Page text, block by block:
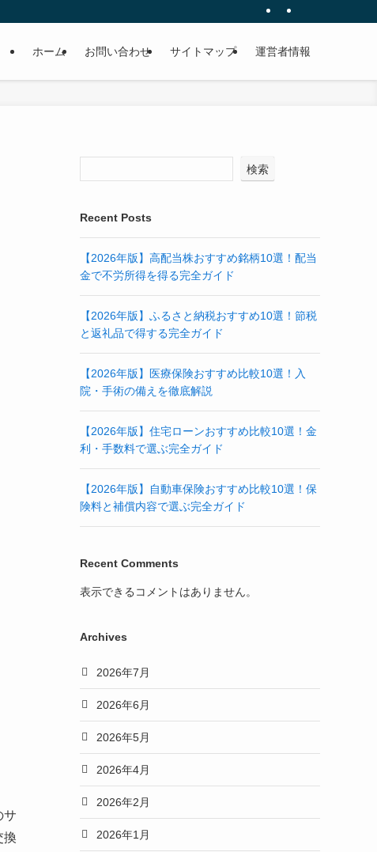
ホーム お問い合わせ サイトマップ 運営者情報
サ
換
検索
Recent Posts
【2026年版】高配当株おすすめ銘柄10選！配当
金で不労所得を得る完全ガイド
【2026年版】ふるさと納税おすすめ10選！節税
と返礼品で得する完全ガイド
【2026年版】医療保険おすすめ比較10選！入
院・手術の備えを徹底解説
【2026年版】住宅ローンおすすめ比較10選！金
利・手数料で選ぶ完全ガイド
【2026年版】自動車保険おすすめ比較10選！保
険料と補償内容で選ぶ完全ガイド
Recent Comments
表示できるコメントはありません。
Archives
2026年7月
2026年6月
2026年5月
2026年4月
2026年2月
2026年1月